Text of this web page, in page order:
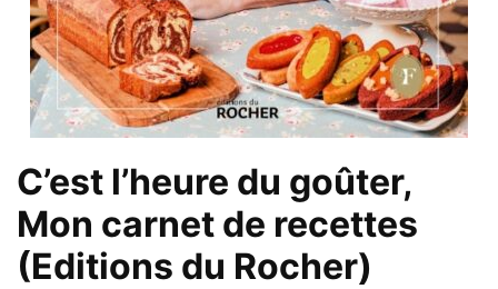
C’est l’heure du goûter,
Mon carnet de recettes
(Editions du Rocher)